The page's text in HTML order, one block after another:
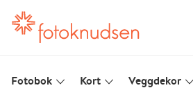
Fotobok slim_arrow_down Kort slim_arrow_down Veggdekor slim_arrow_down